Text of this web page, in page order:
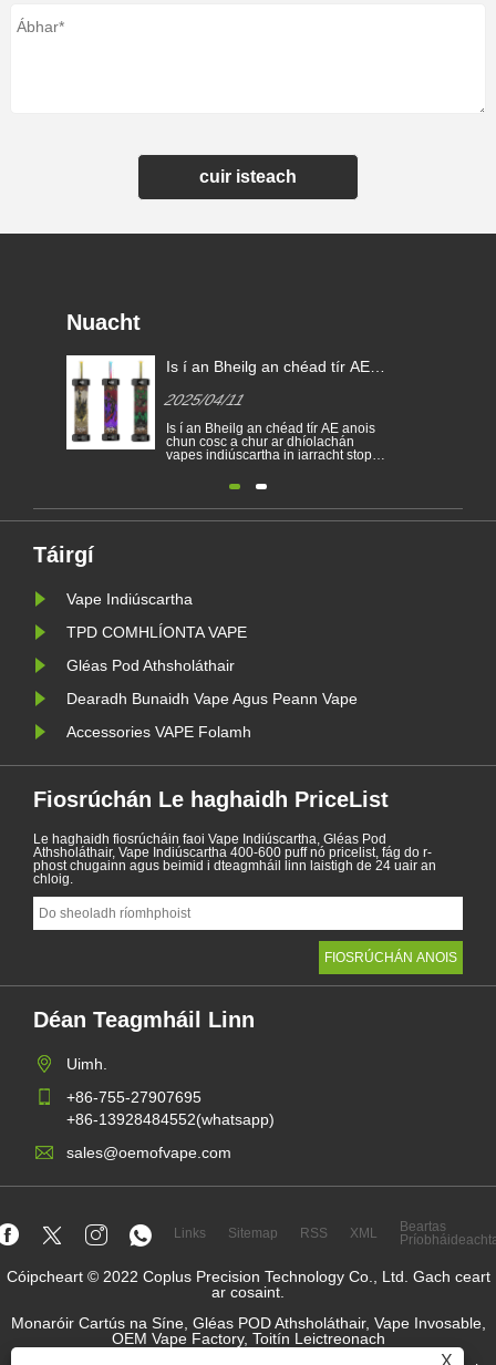
cuir isteach
X
Nuacht
Is í an Bheilg an chéad tír AE
thoirmeasc
2025/04/11
Is í an Bheilg an chéad tír AE anois
chun cosc a chur ar dhíolachán
vapes indiúscartha in iarracht stop a
nicitín agus an comhshaol a
leictreonacha indiúscartha sa Bheilg
ar fhorais sláinte agus comhshaoil
Táirgí
Vape Indiúscartha
TPD COMHLÍONTA VAPE
Gléas Pod Athsholáthair
Dearadh Bunaidh Vape Agus Peann Vape
Accessories VAPE Folamh
Fiosrúchán Le haghaidh PriceList
Le haghaidh fiosrúcháin faoi Vape Indiúscartha, Gléas Pod
Athsholáthair, Vape Indiúscartha 400-600 puff nó pricelist, fág do r-
phost chugainn agus beimid i dteagmháil linn laistigh de 24 uair an
chloig.
Déan Teagmháil Linn
Uimh.
+86-755-27907695
+86-13928484552(whatsapp)
sales@oemofvape.com
Links Sitemap RSS XML
Beartas
Cóipcheart © 2022 Coplus Precision Technology Co., Ltd. Gach ceart
ar cosaint.
Monaróir Cartús na Síne, Gléas POD Athsholáthair, Vape Invosable,
OEM Vape Factory, Toitín Leictreonach